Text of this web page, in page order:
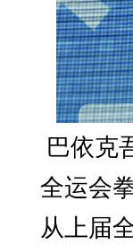
巴依克
全运会
从上届